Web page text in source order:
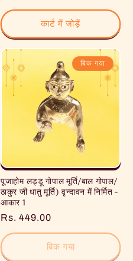
रूप
से
मूल्य
कार्ट में जोड़ें
बिक गया
पूजाहोम लड्डू गोपाल मूर्ति/बाल गोपाल/
ठाकुर जी धातु मूर्ति) वृन्दावन में निर्मित -
आकार 1
नियमित
रूप
से
Rs. 449.00
बिक गया